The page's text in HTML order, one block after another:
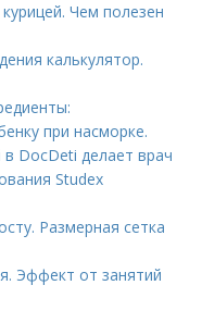
Чем полезен
калькулятор.
при насморке.
DocDeti делает врач
Studex
Размерная сетка
Эффект от занятий